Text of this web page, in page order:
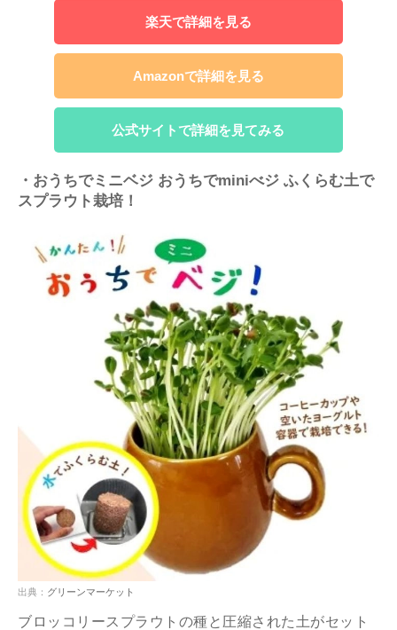
楽天で詳細を見る
Amazonで詳細を見る
公式サイトで詳細を見てみる
・おうちでミニベジ おうちでminiべジ ふくらむ土で
スプラウト栽培！
出典： グリーンマーケット
ブロッコリースプラウトの種と圧縮された土がセット